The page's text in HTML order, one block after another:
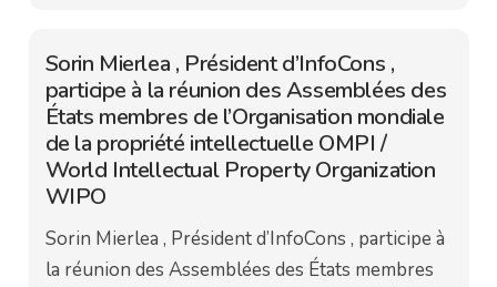
Sorin Mierlea , Président d’InfoCons ,
participe à la réunion des Assemblées des
États membres de l’Organisation mondiale
de la propriété intellectuelle OMPI /
World Intellectual Property Organization
WIPO
Sorin Mierlea , Président d’InfoCons , participe à
la réunion des Assemblées des États membres